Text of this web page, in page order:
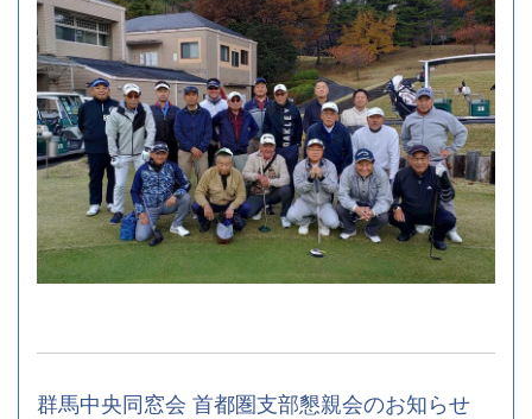
群馬中央同窓会 首都圏支部懇親会のお知らせ